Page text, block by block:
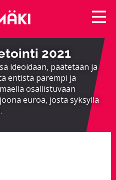
2021
ideoidaan, päätetään ja
entistä parempi ja
osallistuvaan
euroa, josta syksyllä